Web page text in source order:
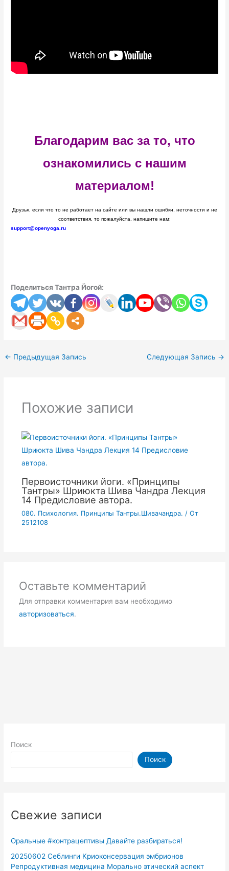
Благодарим вас за то, что
ознакомились с нашим
материалом!
Друзья, если что то не работает на сайте или вы нашли ошибки, неточности и не
соответствия, то пожалуйста, напишите нам:
support@openyoga.ru
Поделиться Тантра Йогой:
← Предыдущая Запись Следующая Запись →
Похожие записи
Первоисточники йоги. «Принципы
Тантры» Шриюкта Шива Чандра Лекция
14 Предисловие автора.
080. Психология. Принципы Тантры.Шивачандра. / От
2512108
Оставьте комментарий
Для отправки комментария вам необходимо
авторизоваться.
Поиск
Поиск
Свежие записи
Оральные #контрацептивы Давайте разбираться!
20250602 Себлинги Криоконсервация эмбрионов
Репродуктивная медицина Морально этический аспект